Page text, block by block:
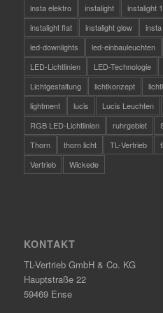
insta elektro
instalight instalight
instalight flat
instalight glow
led-downlights
led-einbauleuchten
LED-Lichtlinien
LED-Technologie
Lichtgestaltung
lichtkonzept
lightment
lucis Lucis Leuchten
RGB LED-Lichtlinien
ruhrgebiet
Thorn
thorn licht TL-Vertrieb
Vertrieb
Wickede
KONTAKT
TL-Vertrieb GmbH & Co. KG
Hauptstraße 22
59469 Ense